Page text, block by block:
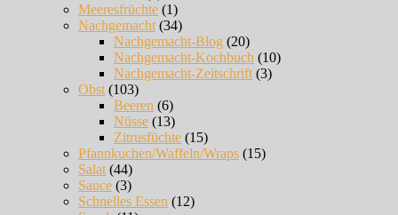
Meeresfrüchte (1)
Nachgemacht (34)
Nachgemacht-Blog (20)
Nachgemacht-Kochbuch (10)
Nachgemacht-Zeitschrift (3)
Obst (103)
Beeren (6)
Nüsse (13)
Zitrusfüchte (15)
Pfannkuchen/Waffeln/Wraps (15)
Salat (44)
Sauce (3)
Schnelles Essen (12)